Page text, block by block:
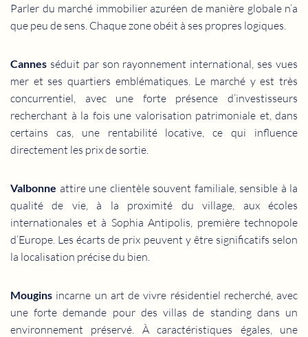
Parler du marché immobilier azuréen de manière globale n’a
que peu de sens. Chaque zone obéit à ses propres logiques.
Cannes séduit par son rayonnement international, ses vues
mer et ses quartiers emblématiques. Le marché y est très
concurrentiel, avec une forte présence d’investisseurs
recherchant à la fois une valorisation patrimoniale et, dans
certains cas, une rentabilité locative, ce qui influence
directement les prix de sortie.
Valbonne attire une clientèle souvent familiale, sensible à la
qualité de vie, à la proximité du village, aux écoles
internationales et à Sophia Antipolis, première technopole
d’Europe. Les écarts de prix peuvent y être significatifs selon
la localisation précise du bien.
Mougins incarne un art de vivre résidentiel recherché, avec
une forte demande pour des villas de standing dans un
environnement préservé. À caractéristiques égales, une